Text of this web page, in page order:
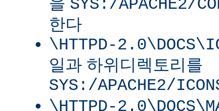
SYS:/APACHE2/
한다
\HTTPD-
일과 하위디렉토리를
SYS:/APACHE2/
\HTTPD-